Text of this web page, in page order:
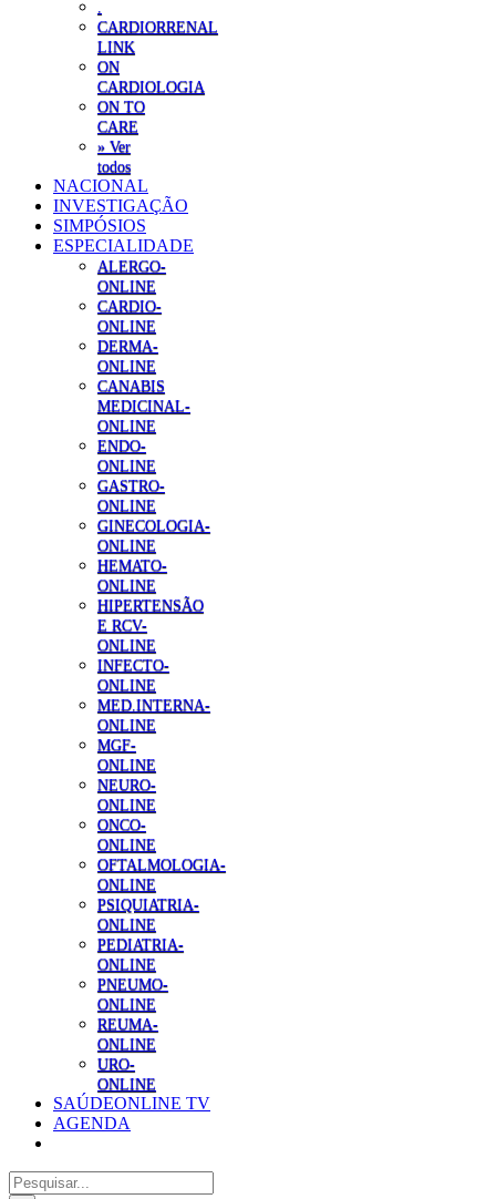
CARDIORRENAL
LINK
ON
CARDIOLOGIA
ON TO
CARE
» Ver
todos
NACIONAL
INVESTIGAÇÃO
SIMPÓSIOS
ESPECIALIDADE
ALERGO-
ONLINE
CARDIO-
ONLINE
DERMA-
ONLINE
CANABIS
MEDICINAL-
ONLINE
ENDO-
ONLINE
GASTRO-
ONLINE
GINECOLOGIA-
ONLINE
HEMATO-
ONLINE
HIPERTENSÃO
E RCV-
ONLINE
INFECTO-
ONLINE
MED.INTERNA-
ONLINE
MGF-
ONLINE
NEURO-
ONLINE
ONCO-
ONLINE
OFTALMOLOGIA-
ONLINE
PSIQUIATRIA-
ONLINE
PEDIATRIA-
ONLINE
PNEUMO-
ONLINE
REUMA-
ONLINE
URO-
ONLINE
SAÚDEONLINE TV
AGENDA
Pesquisar